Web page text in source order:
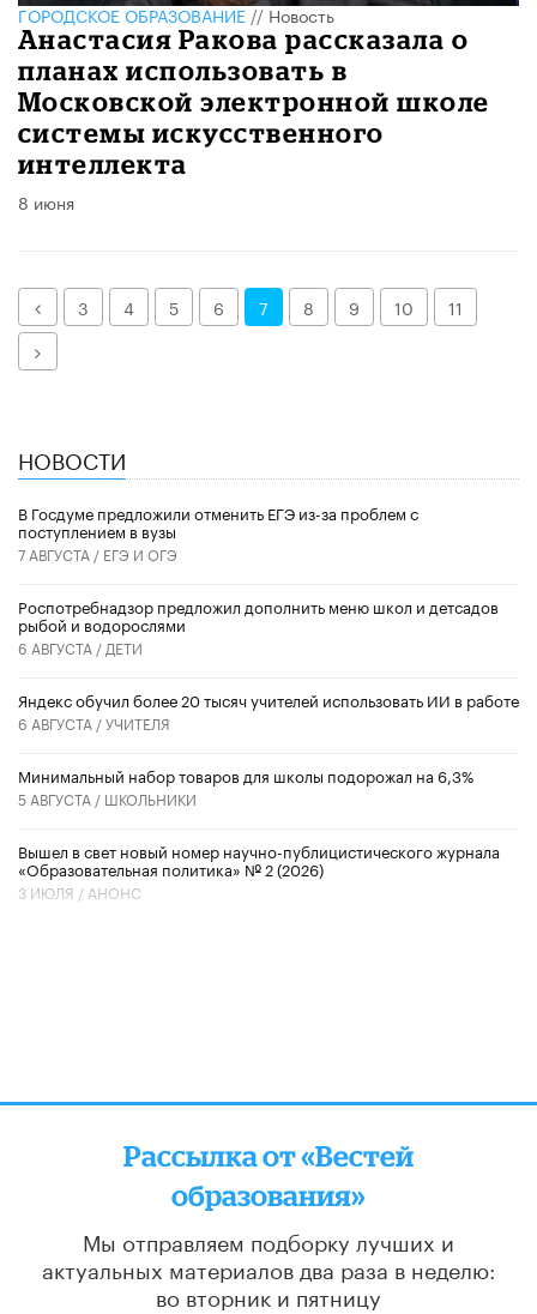
ГОРОДСКОЕ ОБРАЗОВАНИЕ//Новость
Анастасия Ракова рассказала о
планах использовать в
Московской электронной школе
системы искусственного
интеллекта
8 июня
Назад
3 4 5 6 7 8 9 10
11
Далее
НОВОСТИ
В Госдуме предложили отменить ЕГЭ из-за проблем с
поступлением в вузы
7 АВГУСТА / ЕГЭ И ОГЭ
Роспотребнадзор предложил дополнить меню школ и детсадов
рыбой и водорослями
6 АВГУСТА / ДЕТИ
​Яндекс обучил более 20 тысяч учителей использовать ИИ в работе
6 АВГУСТА /УЧИТЕЛЯ
Минимальный набор товаров для школы подорожал на 6,3%
5 АВГУСТА / ШКОЛЬНИКИ
Вышел в свет новый номер научно-публицистического журнала
«Образовательная политика» № 2 (2026)
3 ИЮЛЯ / АНОНС
Рассылка от «Вестей
образования»
Мы отправляем подборку лучших и
актуальных материалов два раза в неделю:
во вторник и пятницу